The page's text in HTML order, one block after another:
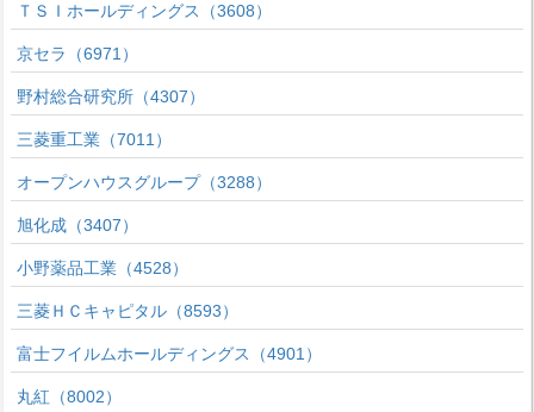
ＴＳＩホールディングス（3608）
京セラ（6971）
野村総合研究所（4307）
三菱重工業（7011）
オープンハウスグループ（3288）
旭化成（3407）
小野薬品工業（4528）
三菱ＨＣキャピタル（8593）
富士フイルムホールディングス（4901）
丸紅（8002）